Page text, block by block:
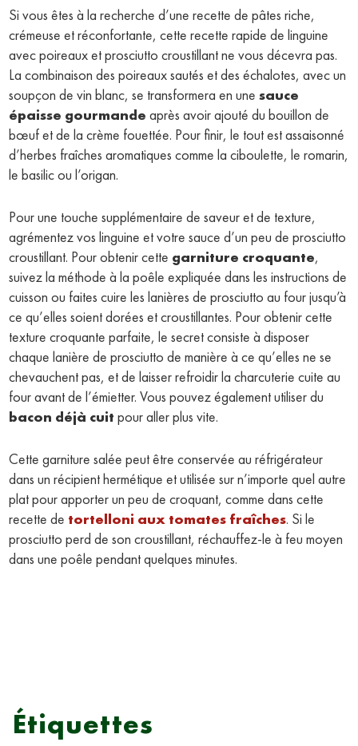
Si vous êtes à la recherche d’une recette de pâtes riche,
crémeuse et réconfortante, cette recette rapide de linguine
avec poireaux et prosciutto croustillant ne vous décevra pas.
La combinaison des poireaux sautés et des échalotes, avec un
soupçon de vin blanc, se transformera en unesauce
épaisse gourmande après avoir ajouté du bouillon de
bœuf et de la crème fouettée. Pour finir, le tout est assaisonné
d’herbes fraîches aromatiques comme la ciboulette, le romarin,
le basilic ou l’origan.
Pour une touche supplémentaire de saveur et de texture,
agrémentez vos linguine et votre sauce d’un peu de prosciutto
croustillant. Pour obtenir cette garniture croquante,
suivez la méthode à la poêle expliquée dans les instructions de
cuisson ou faites cuire les lanières de prosciutto au four jusqu’à
ce qu’elles soient dorées et croustillantes. Pour obtenir cette
texture croquante parfaite, le secret consiste à disposer
chaque lanière de prosciutto de manière à ce qu’elles ne se
chevauchent pas, et de laisser refroidir la charcuterie cuite au
four avant de l’émietter. Vous pouvez également utiliser du
bacon déjà cuit pour aller plus vite.
Cette garniture salée peut être conservée au réfrigérateur
dans un récipient hermétique et utilisée sur n’importe quel autre
plat pour apporter un peu de croquant, comme dans cette
recette de tortelloni aux tomates fraîches. Si le
prosciutto perd de son croustillant, réchauffez-le à feu moyen
dans une poêle pendant quelques minutes.
Étiquettes